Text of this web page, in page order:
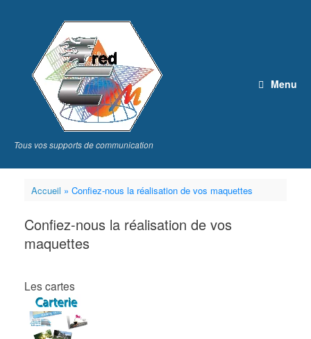
Tous vos supports de communication
Menu
Accueil » Confiez-nous la réalisation de vos maquettes
Confiez-nous la réalisation de vos
maquettes
Les cartes